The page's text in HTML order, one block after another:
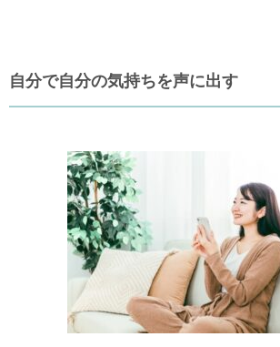
自分で自分の気持ちを声に出す